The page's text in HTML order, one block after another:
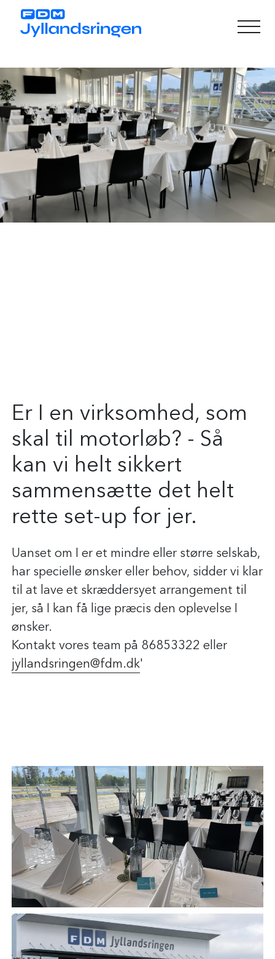
Er I en virksomhed, som
skal til motorløb? - Så
kan vi helt sikkert
sammensætte det helt
rette set-up for jer.
Uanset om I er et mindre eller større selskab,
har specielle ønsker eller behov, sidder vi klar
til at lave et skræddersyet arrangement til
jer, så I kan få lige præcis den oplevelse I
ønsker.
Kontakt vores team på 86853322 eller
jyllandsringen@fdm.dk'